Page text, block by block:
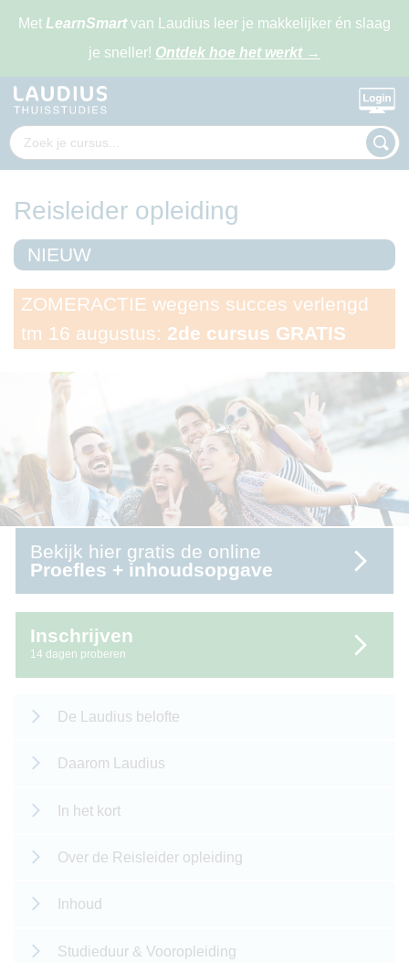
Met LearnSmartvan Laudius leer je makkelijker én slaag
je sneller! Ontdek hoe het werkt →
Reisleider opleiding
NIEUW
ZOMERACTIE wegens succes verlengd
tm 16 augustus: 2de cursus GRATIS
Bekijk hier gratis de online
Proefles + inhoudsopgave
Inschrijven
14 dagen proberen
De Laudius belofte
Daarom Laudius
In het kort
Over de Reisleider opleiding
Inhoud
Studieduur & Vooropleiding